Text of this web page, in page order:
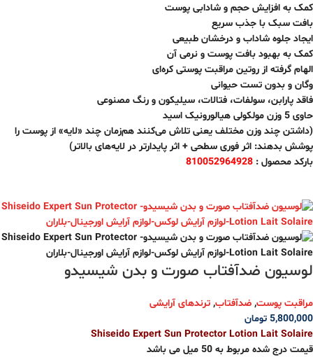
کمک به افزایش حجم و شادابی پوست
بافت سبک با جذب سریع
ایجاد جلوه شاداب و درخشان طبیعی
کمک به بهبود بافت پوست و نرمی آن
الهام گرفته از روتین مراقبت پوستی کره‌ای
وگان و بدون تست حیوانی
فاقد پارابن، سولفات، فتالات، سیلیکون و رنگ مصنوعی
حاوی 5 وزن مولکولی هیالورونیک اسید
(داشتن چند وزن مختلف یعنی تلاش می‌کنند هم‌زمان چند «لایه» از پوست را
پوشش بدهند: اثر فوری سطحی + اثر پایدارتر در لایه‌های بالاتر)
بارکد محصول : 810052964928
لوسیون ضدآفتاب صورت و بدن شیسیدو
مراقبت پوست, ضدآفتاب, ترندهای آرایشی
5,800,000 تومان
Shiseido Expert Sun Protector Lotion Lait Solaire
قیمت درج شده مربوط به 50 میل می باشد